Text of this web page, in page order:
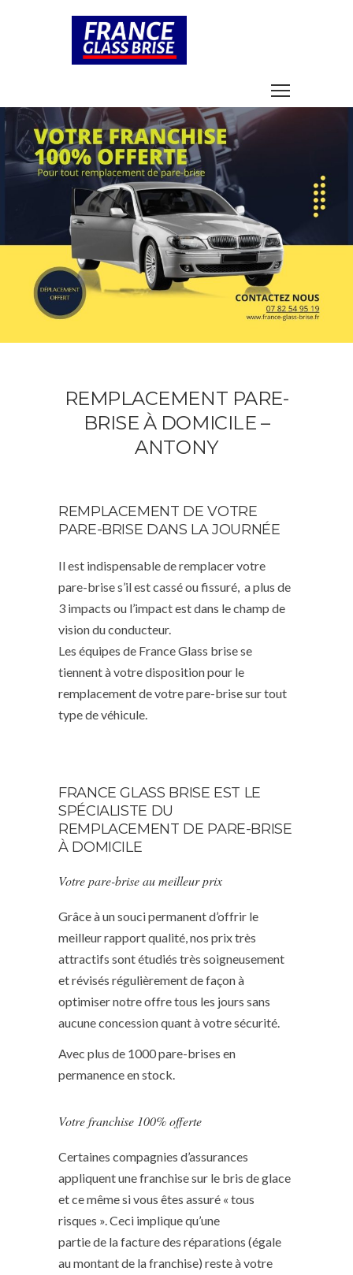
REMPLACEMENT PARE-
BRISE À DOMICILE –
ANTONY
REMPLACEMENT DE VOTRE
PARE-BRISE DANS LA JOURNÉE
Il est indispensable de remplacer votre
pare-brise s’il est cassé ou fissuré, a plus de
3 impacts ou l’impact est dans le champ de
vision du conducteur.
Les équipes de France Glass brise se
tiennent à votre disposition pour le
remplacement de votre pare-brise sur tout
type de véhicule.
FRANCE GLASS BRISE EST LE
SPÉCIALISTE DU
REMPLACEMENT DE PARE-BRISE
À DOMICILE
Votre pare-brise au meilleur prix
Grâce à un souci permanent d’offrir le
meilleur rapport qualité, nos prix très
attractifs sont étudiés très soigneusement
et révisés régulièrement de façon à
optimiser notre offre tous les jours sans
aucune concession quant à votre sécurité.
Avec plus de 1000 pare-brises en
permanence en stock.
Votre franchise 100% offerte
Certaines compagnies d’assurances
appliquent une franchise sur le bris de glace
et ce même si vous êtes assuré « tous
risques ». Ceci implique qu’une
partie de la facture des réparations (égale
au montant de la franchise) reste à votre